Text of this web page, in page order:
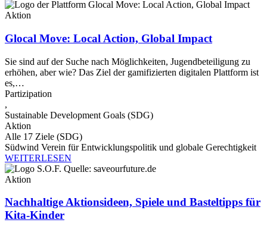
Aktion
Glocal Move: Local Action, Global Impact
Sie sind auf der Suche nach Möglichkeiten, Jugendbeteiligung zu
erhöhen, aber wie? Das Ziel der gamifizierten digitalen Plattform ist
es,…
Partizipation
,
Sustainable Development Goals (SDG)
Aktion
Alle 17 Ziele (SDG)
Südwind Verein für Entwicklungspolitik und globale Gerechtigkeit
WEITERLESEN
Aktion
Nachhaltige Aktionsideen, Spiele und Basteltipps für
Kita-Kinder